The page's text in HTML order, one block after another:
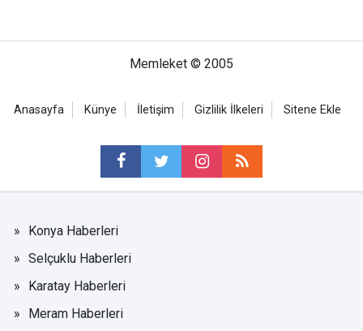
Memleket © 2005
Anasayfa Künye İletişim Gizlilik İlkeleri Sitene Ekle
Konya Haberleri
Selçuklu Haberleri
Karatay Haberleri
Meram Haberleri